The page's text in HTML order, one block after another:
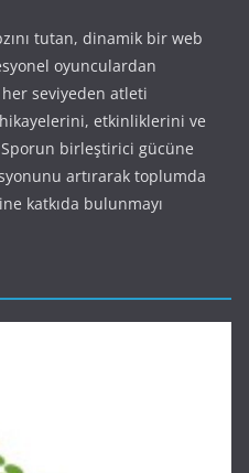
tutan, dinamik bir web
oyunculardan
seviyeden atleti
etkinliklerini ve
birleştirici gücüne
artırarak toplumda
katkıda bulunmayı